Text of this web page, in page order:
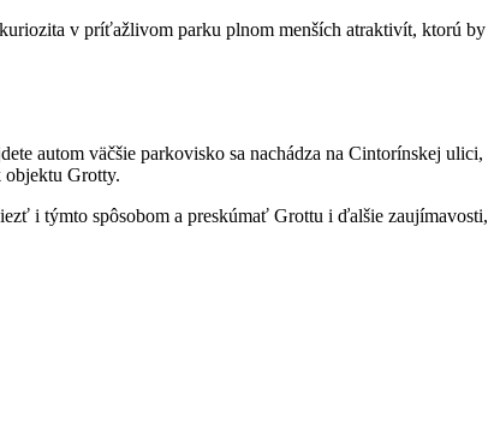
v príťažlivom parku plnom menších atraktivít, ktorú by
autom väčšie parkovisko sa nachádza na Cintorínskej ulici,
objektu Grotty.
i týmto spôsobom a preskúmať Grottu i ďalšie zaujímavosti,